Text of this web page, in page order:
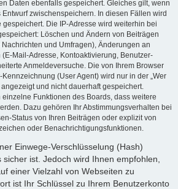
Daten ebenfalls gespeichert. Gleiches gilt, wenn
zwischenspeichern. In diesen Fällen wird
gespeichert. Die IP-Adresse wird weiterhin bei
Löschen und Ändern von Beiträgen
und Umfragen), Änderungen an
Mail-Adresse, Kontoaktivierung, Benutzer-
Anmeldeversuche. Die von Ihrem Browser
(User Agent) wird nur in der „Wer
und nicht dauerhaft gespeichert.
Funktionen des Boards, dass weitere
Dazu gehören Ihr Abstimmungsverhalten bei
Status von Ihren Beiträgen oder explizit von
oder Benachrichtigungsfunktionen.
Einwege-Verschlüsselung (Hash)
ist. Jedoch wird Ihnen empfohlen,
einer Vielzahl von Webseiten zu
ist Ihr Schlüssel zu Ihrem Benutzerkonto